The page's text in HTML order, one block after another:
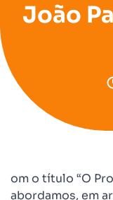
João
om o título “O
abordamos, em